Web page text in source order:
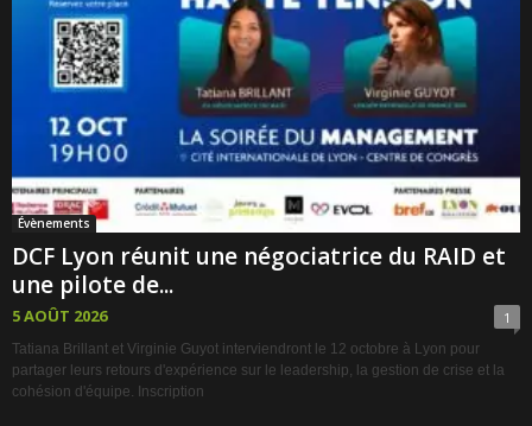
Évènements
DCF Lyon réunit une négociatrice du RAID et
une pilote de...
5 AOÛT 2026 1
Tatiana Brillant et Virginie Guyot interviendront le 12 octobre à Lyon pour
partager leurs retours d'expérience sur le leadership, la gestion de crise et la
cohésion d'équipe. Inscription